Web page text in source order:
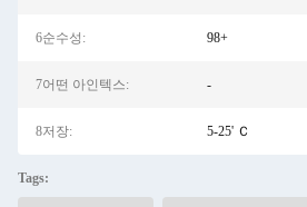
6순수성: 98+
7어떤 아인텍스: -
8저장: 5-25' Ｃ
Tags: